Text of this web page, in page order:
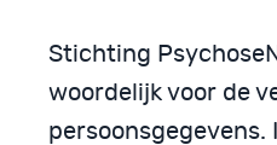
Stichting
woordelijk voor de